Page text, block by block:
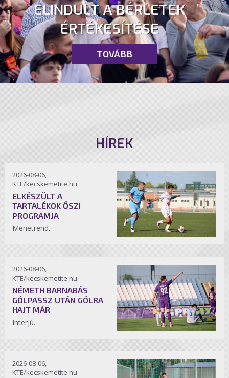
ELINDULT A BÉRLETEK
ÉRTÉKESÍTÉSE
TOVÁBB
HÍREK
2026-08-06,
KTE/kecskemetite.hu
ELKÉSZÜLT A
TARTALÉKOK ŐSZI
PROGRAMJA
Menetrend.
2026-08-06,
KTE/kecskemetite.hu
NÉMETH BARNABÁS
GÓLPASSZ UTÁN GÓLRA
HAJT MÁR
Interjú.
2026-08-06,
KTE/kecskemetite.hu